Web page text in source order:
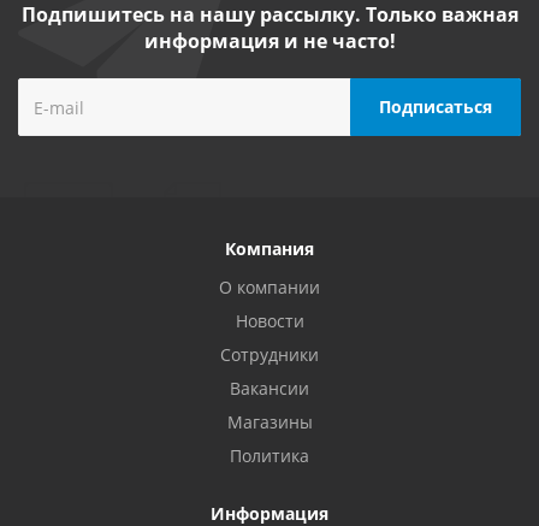
Подпишитесь на нашу рассылку. Только важная
информация и не часто!
Компания
О компании
Новости
Сотрудники
Вакансии
Магазины
Политика
Информация